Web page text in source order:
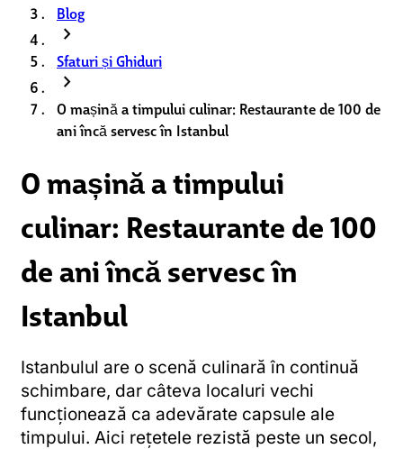
Blog
chevron_right
Sfaturi și Ghiduri
chevron_right
O mașină a timpului culinar: Restaurante de 100 de
ani încă servesc în Istanbul
O mașină a timpului
culinar: Restaurante de 100
de ani încă servesc în
Istanbul
Istanbulul are o scenă culinară în continuă
schimbare, dar câteva localuri vechi
funcționează ca adevărate capsule ale
timpului. Aici rețetele rezistă peste un secol,